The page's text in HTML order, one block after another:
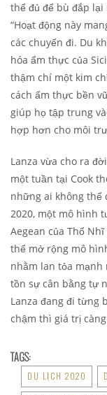
thể đủ để bù đắp
“Hoạt động này
các chuyến đi. Du
hóa ẩm thực của
thậm chí một kim
cách ẩm thực bền
giúp họ tập trung
hợp hơn cho môi
Lanza vừa cho ra
một tuần tại Cook
những ai không
2020, một mô hình
Aegean của Thổ
thể mở rộng mô
nhằm lan tỏa mạnh
tồn sự cân bằng tự
Lanza đang đi từng
chậm thì giá trị
TAGS:
DU LỊCH 2020